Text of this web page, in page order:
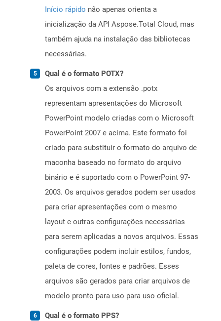
Início rápido não apenas orienta a
inicialização da API Aspose.Total Cloud, mas
também ajuda na instalação das bibliotecas
necessárias.
Qual é o formato POTX?
Os arquivos com a extensão .potx
representam apresentações do Microsoft
PowerPoint modelo criadas com o Microsoft
PowerPoint 2007 e acima. Este formato foi
criado para substituir o formato do arquivo de
maconha baseado no formato do arquivo
binário e é suportado com o PowerPoint 97-
2003. Os arquivos gerados podem ser usados ​​
para criar apresentações com o mesmo
layout e outras configurações necessárias
para serem aplicadas a novos arquivos. Essas
configurações podem incluir estilos, fundos,
paleta de cores, fontes e padrões. Esses
arquivos são gerados para criar arquivos de
modelo pronto para uso para uso oficial.
Qual é o formato PPS?